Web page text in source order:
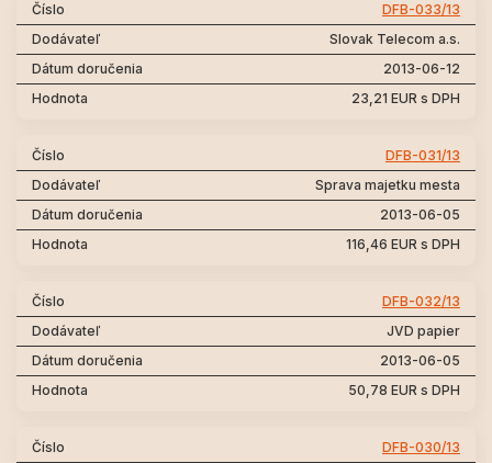
DFB-033/13
Slovak Telecom a.s.
2013-06-12
23,21 EUR s DPH
DFB-031/13
Sprava majetku mesta
2013-06-05
116,46 EUR s DPH
DFB-032/13
JVD papier
2013-06-05
50,78 EUR s DPH
DFB-030/13